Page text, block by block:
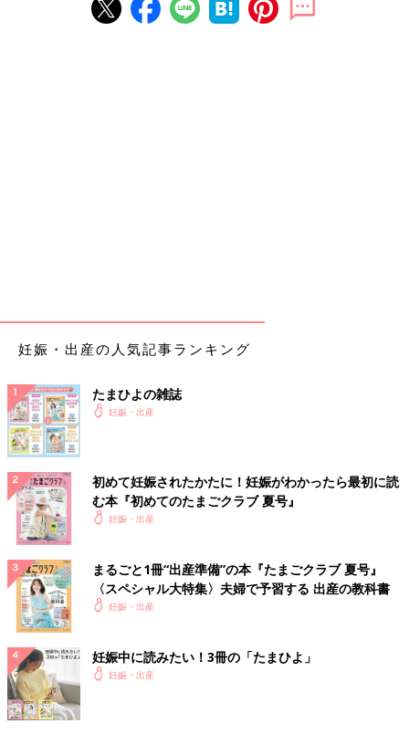
妊娠・出産の人気記事ランキング
たまひよの雑誌
妊娠・出産
初めて妊娠されたかたに！妊娠がわかったら最初に読
む本『初めてのたまごクラブ 夏号』
妊娠・出産
まるごと1冊“出産準備”の本『たまごクラブ 夏号』
〈スペシャル大特集〉夫婦で予習する 出産の教科書
妊娠・出産
妊娠中に読みたい！3冊の「たまひよ」
妊娠・出産